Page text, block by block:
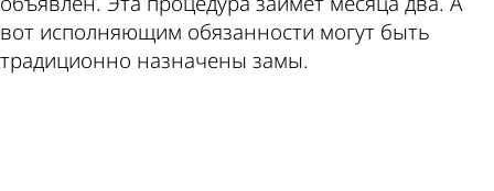
вот исполняющим обязанности могут быть
традиционно назначены замы.